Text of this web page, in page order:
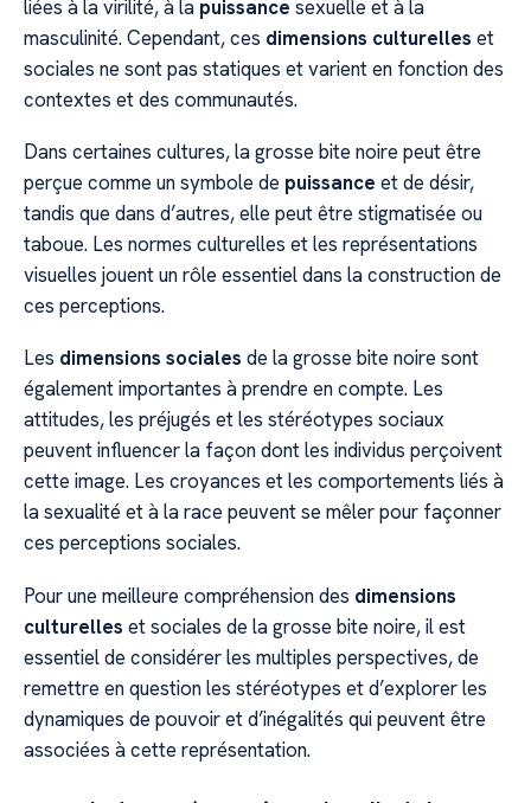
liées à la virilité, à la puissance sexuelle et à la
masculinité. Cependant, ces dimensions culturelles et
sociales ne sont pas statiques et varient en fonction des
contextes et des communautés.
Dans certaines cultures, la grosse bite noire peut être
perçue comme un symbole de puissance et de désir,
tandis que dans d’autres, elle peut être stigmatisée ou
taboue. Les normes culturelles et les représentations
visuelles jouent un rôle essentiel dans la construction de
ces perceptions.
Les dimensions sociales de la grosse bite noire sont
également importantes à prendre en compte. Les
attitudes, les préjugés et les stéréotypes sociaux
peuvent influencer la façon dont les individus perçoivent
cette image. Les croyances et les comportements liés à
la sexualité et à la race peuvent se mêler pour façonner
ces perceptions sociales.
Pour une meilleure compréhension des dimensions
culturelles et sociales de la grosse bite noire, il est
essentiel de considérer les multiples perspectives, de
remettre en question les stéréotypes et d’explorer les
dynamiques de pouvoir et d’inégalités qui peuvent être
associées à cette représentation.